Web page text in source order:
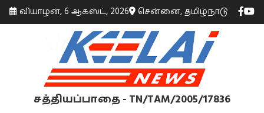
வியாழன், 6 ஆகஸ்ட், 2026 சென்னை, தமிழ்நாடு
சத்தியப்பாதை - TN/TAM/2005/17836